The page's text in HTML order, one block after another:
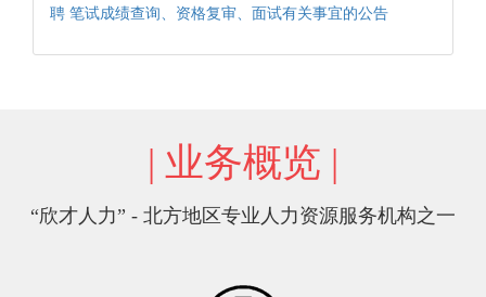
聘 笔试成绩查询、资格复审、面试有关事宜的公告
武川县天然资源有限责任公司 2026年公开招聘补充公告
| 业务概览 |
“欣才人力” - 北方地区专业人力资源服务机构之一